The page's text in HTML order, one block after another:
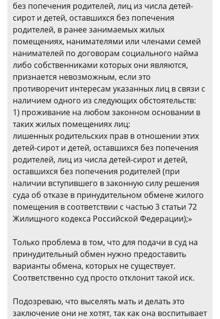
без попечения родителей, лиц из числа детей-
сирот и детей, оставшихся без попечения
родителей, в ранее занимаемых жилых
помещениях, нанимателями или членами семей
нанимателей по договорам социального найма
либо собственниками которых они являются,
признается невозможным, если это
противоречит интересам указанных лиц в связи с
наличием одного из следующих обстоятельств:
1) проживание на любом законном основании в
таких жилых помещениях лиц:
лишенных родительских прав в отношении этих
детей-сирот и детей, оставшихся без попечения
родителей, лиц из числа детей-сирот и детей,
оставшихся без попечения родителей (при
наличии вступившего в законную силу решения
суда об отказе в принудительном обмене жилого
помещения в соответствии с частью 3 статьи 72
Жилищного кодекса Российской Федерации);»
Только проблема в том, что для подачи в суд на
принудительный обмен нужно предоставить
варианты обмена, которых не существует.
Соответственно суд просто отклонит такой иск.
Подозреваю, что выселять мать и делать это
заключение они не хотят, так как она воспитывает